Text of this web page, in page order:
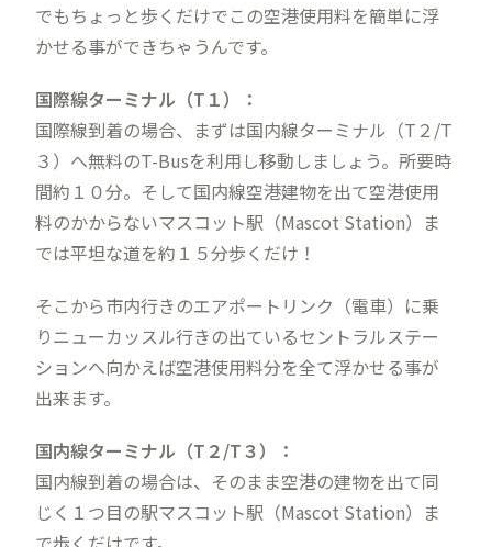
でもちょっと歩くだけでこの空港使用料を簡単に浮
かせる事ができちゃうんです。
国際線ターミナル（T１）：
国際線到着の場合、まずは国内線ターミナル（T２/T
３）へ無料のT-Busを利用し移動しましょう。所要時
間約１０分。そして国内線空港建物を出て空港使用
料のかからないマスコット駅（Mascot Station）ま
では平坦な道を約１５分歩くだけ！
そこから市内行きのエアポートリンク（電車）に乗
りニューカッスル行きの出ているセントラルステー
ションへ向かえば空港使用料分を全て浮かせる事が
出来ます。
国内線ターミナル（T２/T３）：
国内線到着の場合は、そのまま空港の建物を出て同
じく１つ目の駅マスコット駅（Mascot Station）ま